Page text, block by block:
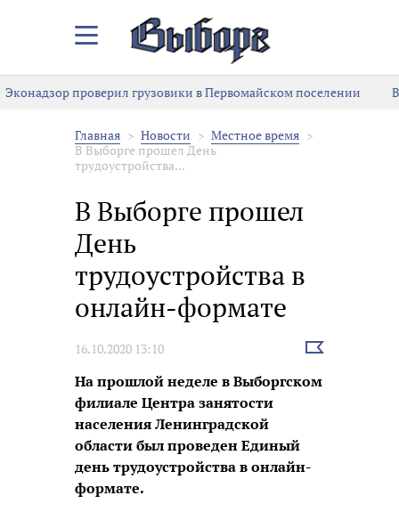
Закрыть/
меню
Эконадзор проверил грузовики в Первомайском поселении
Главная Новости
Местное время
В Выборге прошел День
трудоустройства...
В Выборге прошел
День
трудоустройства в
онлайн-формате
16.10.2020 13:10
Выбрать
На прошлой неделе в Выборгском
филиале Центра занятости
населения Ленинградской
области был проведен Единый
день трудоустройства в онлайн-
формате.